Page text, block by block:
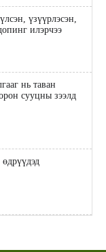
үзүүрлэсэн,
илэрчээ
нь таван
сууцны зээлд